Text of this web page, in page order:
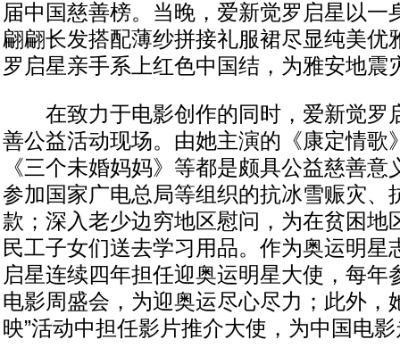
届中国慈善榜。当晚，爱新觉罗启星以一
翩翩长发搭配薄纱拼接礼服裙尽显纯美优
罗启星亲手系上红色中国结，为雅安地震
在致力于电影创作的同时，爱新觉罗
善公益活动现场。由她主演的《康定情歌
《三个未婚妈妈》等都是颇具公益慈善意
参加国家广电总局等组织的抗冰雪赈灾、
款；深入老少边穷地区慰问，为在贫困地
民工子女们送去学习用品。作为奥运明星
启星连续四年担任迎奥运明星大使，每年
电影周盛会，为迎奥运尽心尽力；此外，
映”活动中担任影片推介大使，为中国电